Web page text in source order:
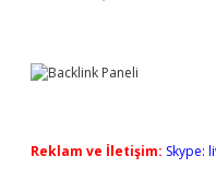
Reklam ve İletişim: Skype: